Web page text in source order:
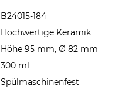
B24015-184
Hochwertige Keramik
Höhe 95 mm, Ø 82 mm
300 ml
Spülmaschinenfest